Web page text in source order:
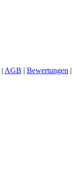
| AGB | Bewertungen |